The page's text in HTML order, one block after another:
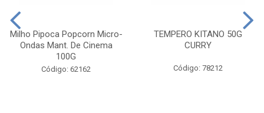
Milho Pipoca Popcorn Micro-
Ondas Mant. De Cinema
100G
Código: 62162
TEMPERO KITANO 50G
CURRY
Código: 78212